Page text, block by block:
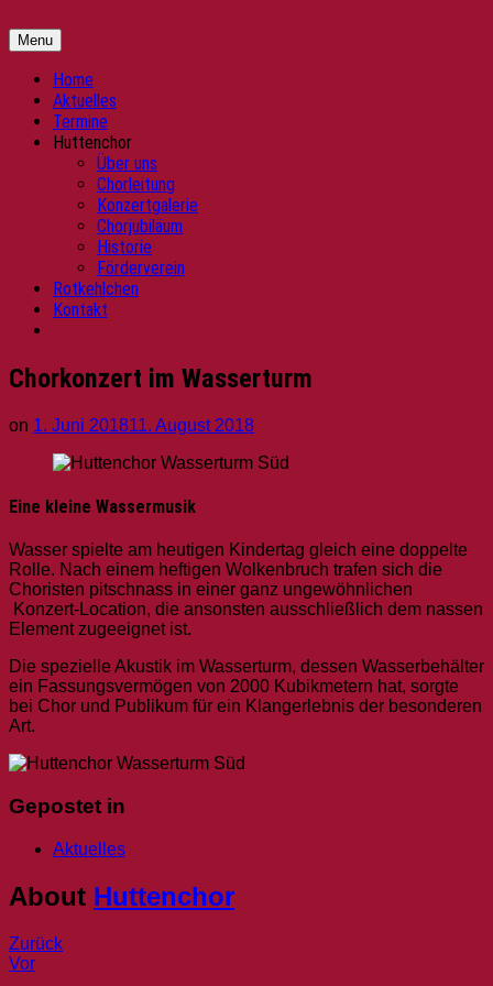
to
content
Huttenchor
und
Jugendchor
"Ulrich
von
Hutten"
Menu
Home
Aktuelles
Termine
Huttenchor
Über uns
Chorleitung
Konzertgalerie
Chorjubiläum
Historie
Förderverein
Rotkehlchen
Kontakt
Chorkonzert im Wasserturm
on 1. Juni 201811. August 2018
Eine kleine Wassermusik
Wasser spielte am heutigen Kindertag gleich eine doppelte
Rolle. Nach einem heftigen Wolkenbruch trafen sich die
Choristen pitschnass in einer ganz ungewöhnlichen
Konzert-Location, die ansonsten ausschließlich dem nassen
Element zugeeignet ist.
Die spezielle Akustik im Wasserturm, dessen Wasserbehälter
ein Fassungsvermögen von 2000 Kubikmetern hat, sorgte
bei Chor und Publikum für ein Klangerlebnis der besonderen
Art.
Gepostet in
Aktuelles
About Huttenchor
Beitragsnavigation
ZurückPost:
VorPost: